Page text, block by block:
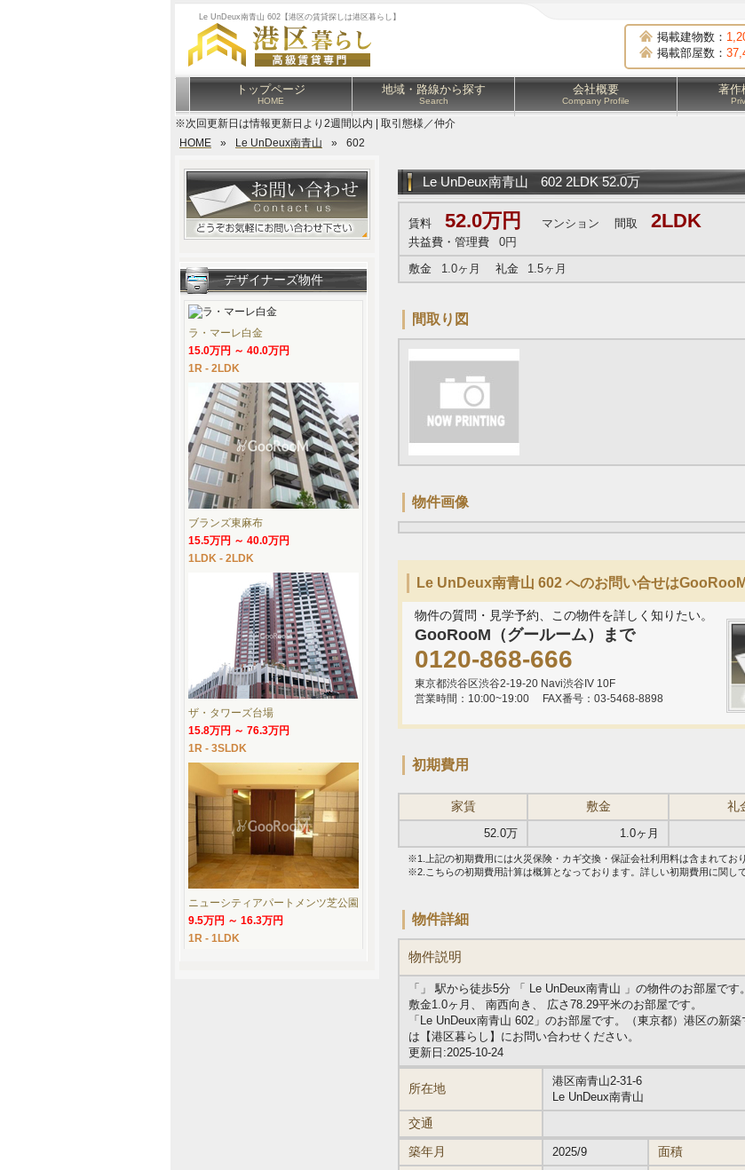
Le UnDeux南青山 602【港区の賃貸探しは港区暮らし】
掲載建物数：
掲載部屋数：
トップページ
HOME
地域・路線から探す
Search
会社概要
Company Profile
著作
※次回更新日は情報更新日より2週間以内 | 取引態様／仲介
HOME
» Le UnDeux南青山 » 602
Le UnDeux南青山 602 2LDK 52.0万
賃料 52.0万円 マンション 間取 2LDK
共益費・管理費
0円
敷金
1.0ヶ月 礼金 1.5ヶ月
間取り図
物件画像
Le UnDeux南青山 602 へのお問い合せは
物件の質問・見学予約、この物件を詳しく知りたい。
GooRooM（グールーム）まで
0120-868-666
東京都渋谷区渋谷2-19-20 Navi渋谷IV 10F
営業時間：10:00~19:00
FAX番号：03-5468-8898
初期費用
家賃 敷金 礼
52.0万 1.0ヶ月
※1.上記の初期費用には火災保険・カギ交換・保証会社利用料は含まれており
※2.こちらの初期費用計算は概算となっております。詳しい初期費用に関し
物件詳細
物件説明
「」 駅から徒歩5分 「 Le UnDeux南青山 」の物件のお部屋です。
敷金1.0ヶ月、 南西向き、 広さ78.29平米のお部屋です。
「Le UnDeux南青山 602」のお部屋です。（東京都）港区の新
は【港区暮らし】にお問い合わせください。
更新日:2025-10-24
所在地
港区南青山2-31-6
Le UnDeux南青山
交通
築年月
2025/9 面積
デザイナーズ物件
ラ・マーレ白金
15.0万円 ～ 40.0万円
1R - 2LDK
ブランズ東麻布
15.5万円 ～ 40.0万円
1LDK - 2LDK
ザ・タワーズ台場
15.8万円 ～ 76.3万円
1R - 3SLDK
ニューシティアパートメンツ芝公園
9.5万円 ～ 16.3万円
1R - 1LDK